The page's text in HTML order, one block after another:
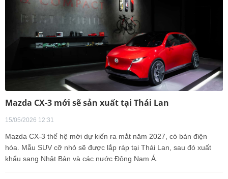
Mazda CX-3 mới sẽ sản xuất tại Thái Lan
15/05/2026 12:31
Mazda CX-3 thế hệ mới dự kiến ra mắt năm 2027, có bản điện
hóa. Mẫu SUV cỡ nhỏ sẽ được lắp ráp tại Thái Lan, sau đó xuất
khẩu sang Nhật Bản và các nước Đông Nam Á.